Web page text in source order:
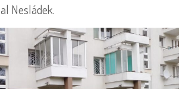
Nesládek.